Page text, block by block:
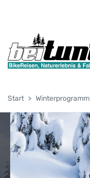
Start Winterprogramm